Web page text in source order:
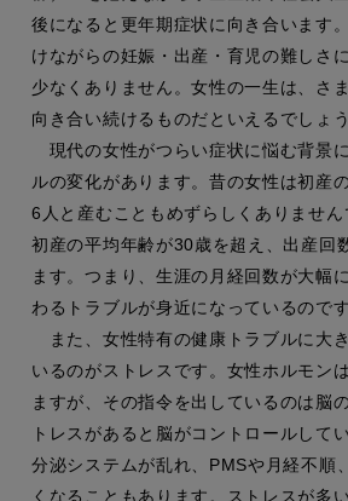
後になると更年期症状に向き合います
けながらの妊娠・出産・育児の難しさ
少なくありません。女性の一生は、さ
向き合い続けるものだといえるでしょう
現代の女性がつらい症状に悩む背景
ルの変化があります。昔の女性は初産
6人と産むこともめずらしくありませ
初産の平均年齢が30歳を超え、出産回
ます。つまり、生涯の月経回数が大幅
わるトラブルが身近になっているのです
また、女性特有の健康トラブルに大
いるのがストレスです。女性ホルモン
ますが、その指令を出しているのは脳
トレスがあると脳がコントロールして
分泌システムが乱れ、PMSや月経不順
くなることもあります。ストレスが多